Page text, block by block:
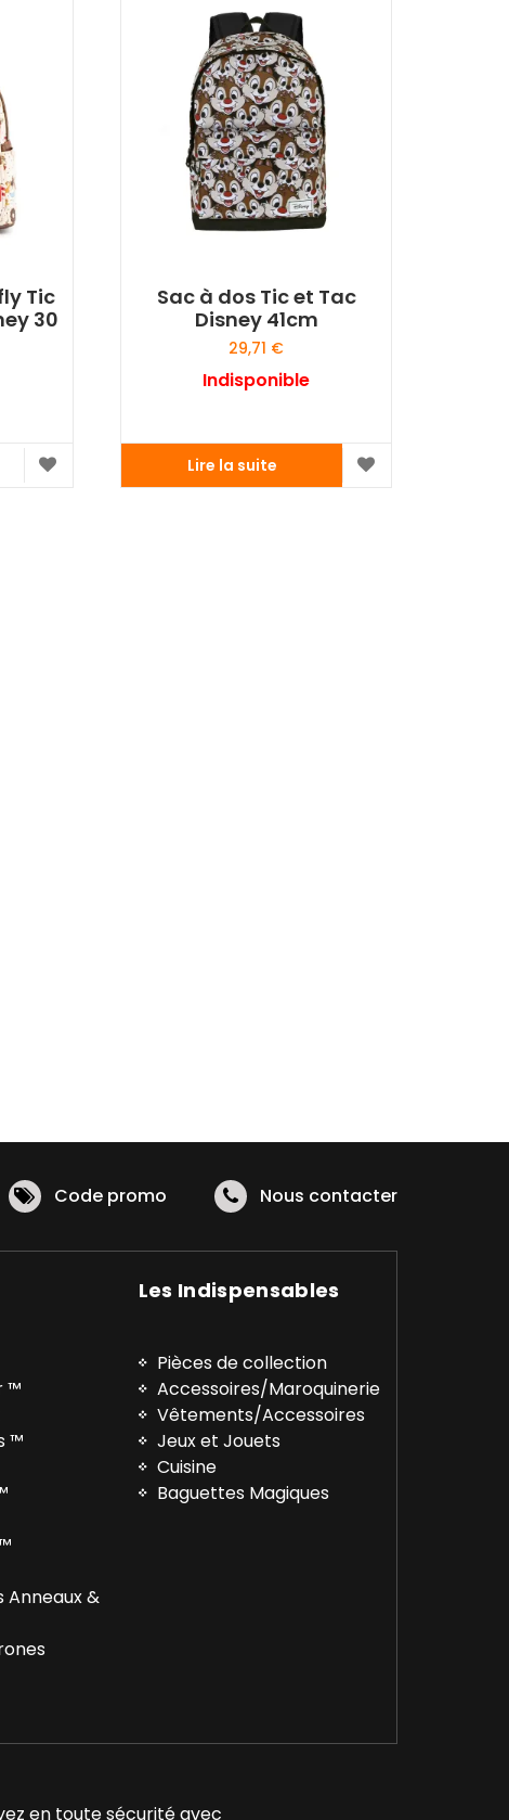
Tic
30
Sac à dos Tic et Tac
Disney 41cm
29,71 €
Indisponible
Lire la suite
Code promo Nous contacter
™
™
Anneaux &
Les Indispensables
Pièces de collection
Accessoires/Maroquinerie
Vêtements/Accessoires
Jeux et Jouets
Cuisine
Baguettes Magiques
en toute sécurité avec